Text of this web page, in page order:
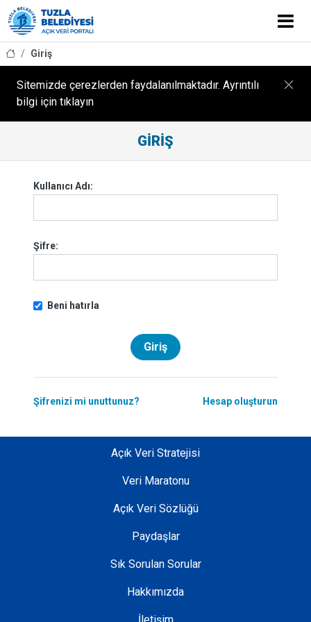
Giriş
Sitemizde çerezlerden faydalanılmaktadır. Ayrıntılı
bilgi için tıklayın
GIRIŞ
Kullanıcı Adı
Şifre
Beni hatırla
Giriş
Şifrenizi mi unuttunuz? Hesap oluşturun
Açık Veri Stratejisi
Veri Maratonu
Açık Veri Sözlüğü
Paydaşlar
Sık Sorulan Sorular
Hakkımızda